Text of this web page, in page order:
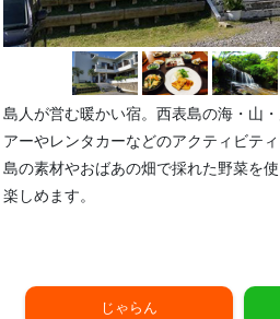
島人が営む暖かい宿。西表島の海・山
アーやレンタカーなどのアクティビテ
島の素材やおばあの畑で採れた野菜を
楽しめます。
じゃらん